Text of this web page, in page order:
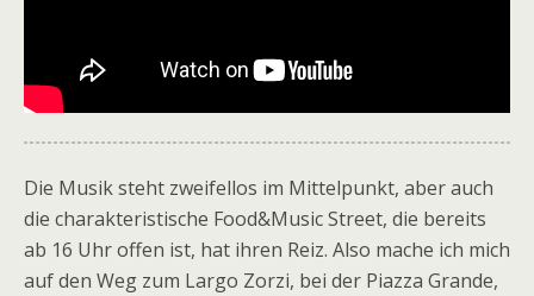
Die Musik steht zweifellos im Mittelpunkt, aber auch
die charakteristische Food&Music Street, die bereits
ab 16 Uhr offen ist, hat ihren Reiz. Also mache ich mich
auf den Weg zum Largo Zorzi, bei der Piazza Grande,